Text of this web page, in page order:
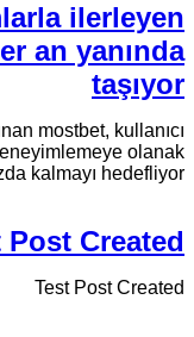
ilerleyen
an yanında
taşıyor
mostbet, kullanıcı
olanak
kalmayı hedefliyor.
Post Created
Test Post Created